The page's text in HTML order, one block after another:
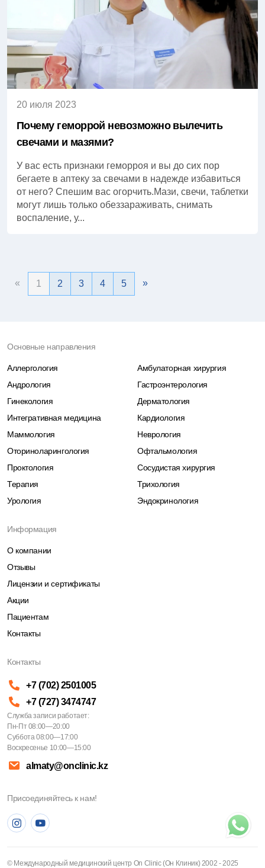
20 июля 2023
Почему геморрой невозможно вылечить
свечами и мазями?
У вас есть признаки геморроя и вы до сих пор
бегаете в аптеку за свечами в надежде избавиться
от него? Спешим вас огорчить.Мази, свечи, таблетки
могут лишь только обеззараживать, снимать
воспаление, у...
« 1 2 3 4 5 »
Основные направления
Аллергология
Амбулаторная хирургия
Андрология
Гастроэнтерология
Гинекология
Дерматология
Интегративная медицина
Кардиология
Маммология
Неврология
Оториноларингология
Офтальмология
Проктология
Сосудистая хирургия
Терапия
Трихология
Урология
Эндокринология
Информация
О компании
Отзывы
Лицензии и сертификаты
Акции
Пациентам
Контакты
Контакты
+7 (702) 2501005
+7 (727) 3474747
Служба записи работает:
Пн-Пт 08:00—20:00
Суббота 08:00—17:00
Воскресенье 10:00—15:00
almaty@onclinic.kz
Присоединяйтесь к нам!
© Международный медицинский центр On Clinic (Он Клиник) 2002 - 2025